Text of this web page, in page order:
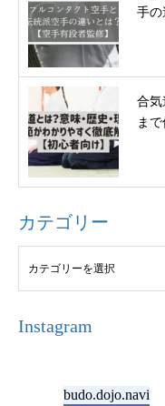
手の
合気
ま
カテゴリー
Instagram
budo.dojo.navi